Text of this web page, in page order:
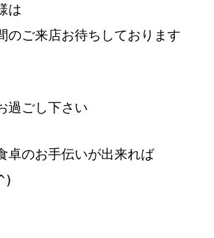
は
のご来店お待ちしております
過ごし下さい
卓のお手伝いが出来れば